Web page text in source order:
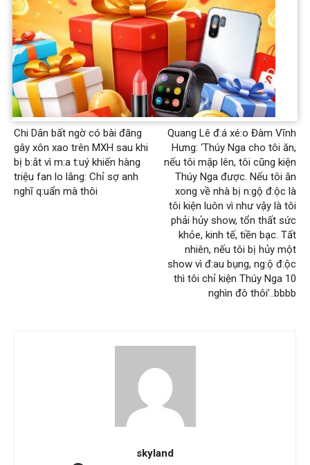
Previous article
Chi Dân bất ngờ có bài đăng
gây xôn xao trên MXH sau khi
bị b:ắt vì m:a t:uý khiến hàng
triệu fan lo lắng: Chỉ sợ anh
nghĩ q:uẩn mà thôi
Next article
Quang Lê đ:á xé:o Đàm Vĩnh
Hưng: ‘Thúy Nga cho tôi ăn,
nếu tôi mập lên, tôi cũng kiện
Thúy Nga được. Nếu tôi ăn
xong về nhà bị n:gộ đ:ộc là
tôi kiện luôn vì như vậy là tôi
phải hủy show, tổn thất sức
khỏe, kinh tế, tiền bạc. Tất
nhiên, nếu tôi bị hủy một
show vì đ:au bụng, ng:ộ đ:ộc
thì tôi chỉ kiện Thúy Nga 10
nghìn đô thôi’..bbbb
skyland